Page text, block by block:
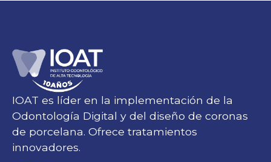
IOAT es líder en la implementación de la
Odontología Digital y del diseño de coronas
de porcelana. Ofrece tratamientos
innovadores.